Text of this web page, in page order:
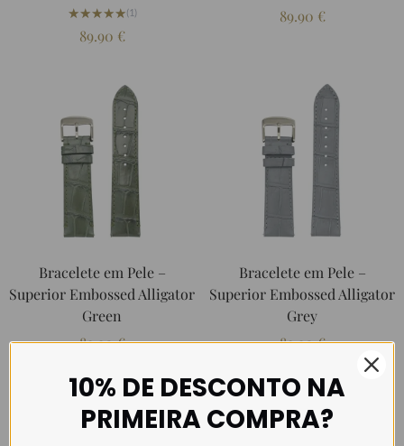
★★★★★
★★★★★(1)
89.90 €
89.90 €
Bracelete em Pele –
Superior Embossed Alligator
Green
89.90€
Bracelete em Pele –
Superior Embossed Alligator
Grey
89.90€
10% DE DESCONTO NA
PRIMEIRA COMPRA?